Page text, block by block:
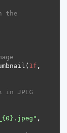
the
1f
JPEG
,